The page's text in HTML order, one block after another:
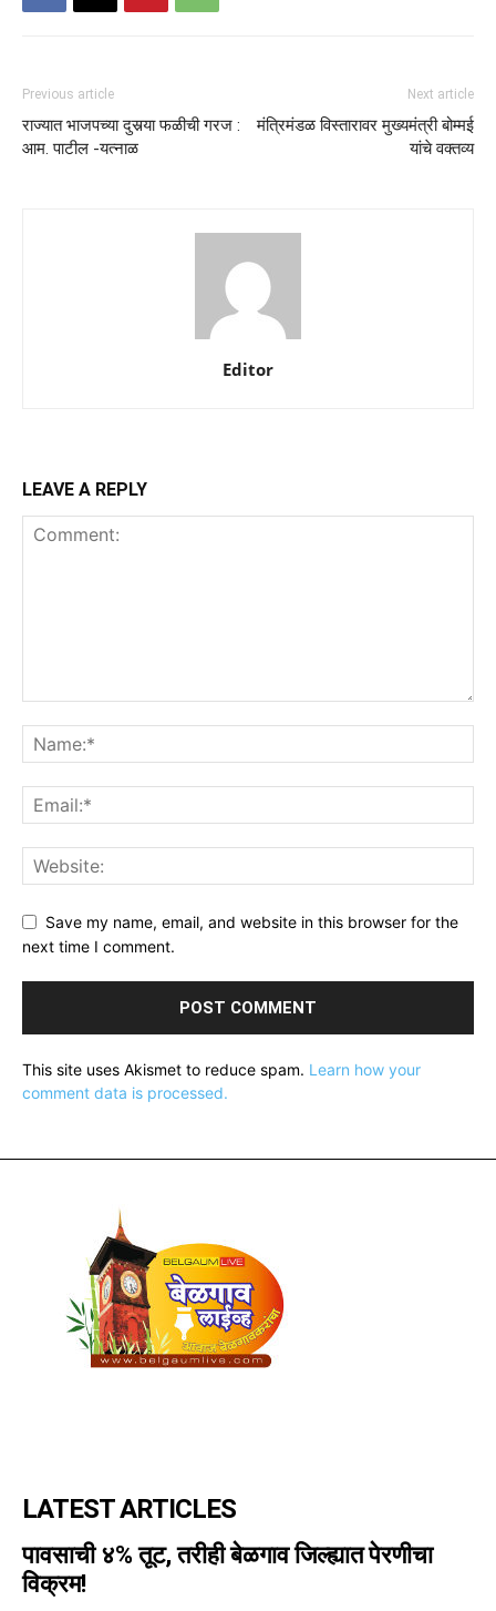
Previous article
राज्यात भाजपच्या दुसर्‍या फळीची गरज :
आम. पाटील -यत्नाळ
Next article
मंत्रिमंडळ विस्तारावर मुख्यमंत्री बोम्मई
यांचे वक्तव्य
Editor
LEAVE A REPLY
Save my name, email, and website in this browser for the
next time I comment.
This site uses Akismet to reduce spam. Learn how your
comment data is processed.
LATEST ARTICLES
पावसाची ४% तूट, तरीही बेळगाव जिल्ह्यात पेरणीचा
विक्रम!